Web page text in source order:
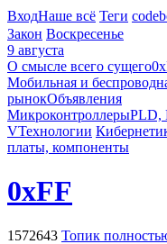
ВходНаше всё Теги
Закон Воскресенье
9 августа
О смысле всего сущего
Мобильная и
рынокОбъявления
МикроконтроллерыPLD,
VТехнологии
платы, компоненты
0xFF
1572643 Топик